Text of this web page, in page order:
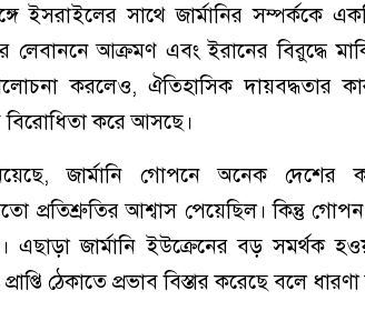
ইসরাইলের সাথে জার্মানির সম্পর্ককে
লেবাননে আক্রমণ এবং ইরানের বিরুদ্ধে
করলেও, ঐতিহাসিক দায়বদ্ধতার
বিরোধিতা করে আসছে।
জার্মানি গোপনে অনেক দেশের
প্রতিশ্রুতির আশ্বাস পেয়েছিল। কিন্তু
এছাড়া জার্মানি ইউক্রেনের বড় সমর্থক
ঠেকাতে প্রভাব বিস্তার করেছে বলে